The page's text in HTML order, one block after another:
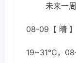
未来一
08-09【 晴
19~31℃，